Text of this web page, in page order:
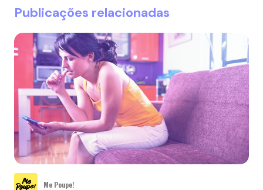
Publicações relacionadas
Me Poupe!